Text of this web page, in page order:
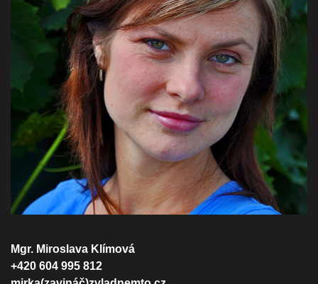
Mgr. Miroslava Klímová
+420 604 995 812